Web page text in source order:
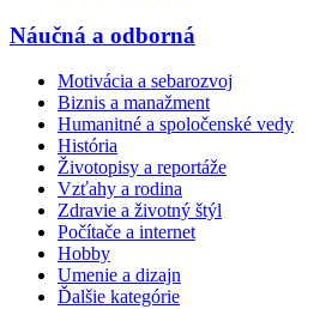
Náučná a odborná
Motivácia a sebarozvoj
Biznis a manažment
Humanitné a spoločenské vedy
História
Životopisy a reportáže
Vzťahy a rodina
Zdravie a životný štýl
Počítače a internet
Hobby
Umenie a dizajn
Ďalšie kategórie